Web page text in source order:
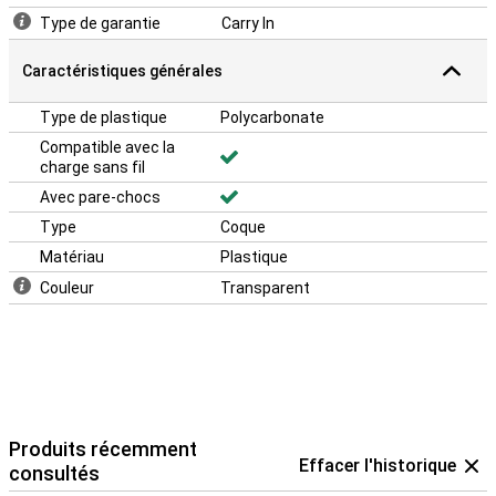
technologie MagSafe d'Apple. L'anneau magnétique à l'intérieur de
l'étui vous permet de connecter facilement et sans fil vos
téléphone, par exemple, sans effort !
Type de garantie
Carry In
Caractéristiques générales
Type de plastique
Polycarbonate
Compatible avec la
charge sans fil
Avec pare-chocs
Type
Coque
Matériau
Plastique
Couleur
Transparent
Produits récemment
consultés
Effacer l'historique